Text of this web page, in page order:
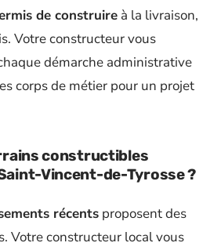
de construire à la livraison,
Votre constructeur vous
démarche administrative
corps de métier pour un projet
constructibles
Vincent-de-Tyrosse ?
récents proposent des
Votre constructeur local vous